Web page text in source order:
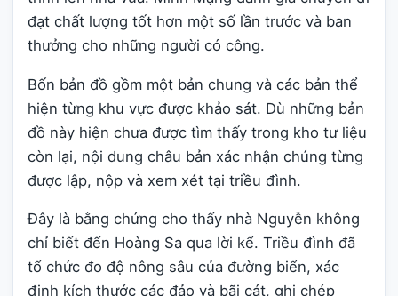
đạt chất lượng tốt hơn một số lần trước và ban
thưởng cho những người có công.
Bốn bản đồ gồm một bản chung và các bản thể
hiện từng khu vực được khảo sát. Dù những bản
đồ này hiện chưa được tìm thấy trong kho tư liệu
còn lại, nội dung châu bản xác nhận chúng từng
được lập, nộp và xem xét tại triều đình.
Đây là bằng chứng cho thấy nhà Nguyễn không
chỉ biết đến Hoàng Sa qua lời kể. Triều đình đã
tổ chức đo độ nông sâu của đường biển, xác
định kích thước các đảo và bãi cát, ghi chép